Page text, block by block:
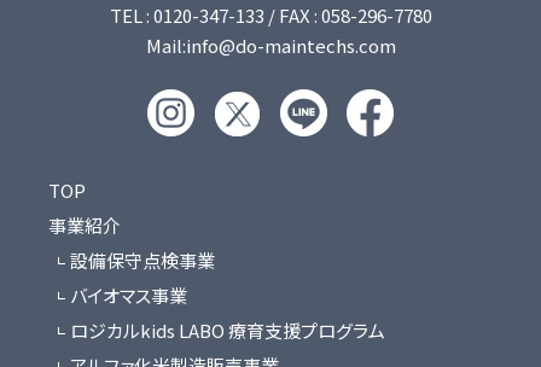
TEL : 0120-347-133 / FAX : 058-296-7780
Mail:info@do-maintechs.com
TOP
事業紹介
設備保守点検事業
バイオマス事業
ロジカルkids LABO 療育支援プログラム